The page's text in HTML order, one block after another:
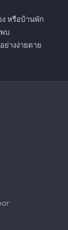
หรือบ้านพัก
บ
างง่ายดาย